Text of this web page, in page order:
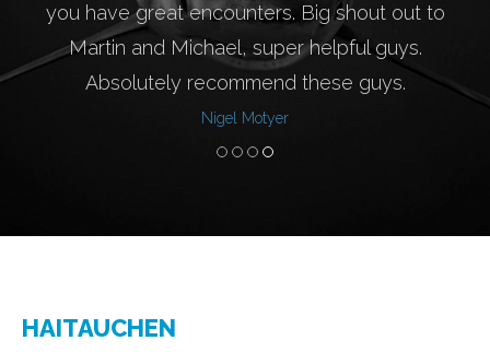
you have great encounters. Big shout out to
Martin and Michael, super helpful guys.
Absolutely recommend these guys.
Nigel Motyer
HAITAUCHEN